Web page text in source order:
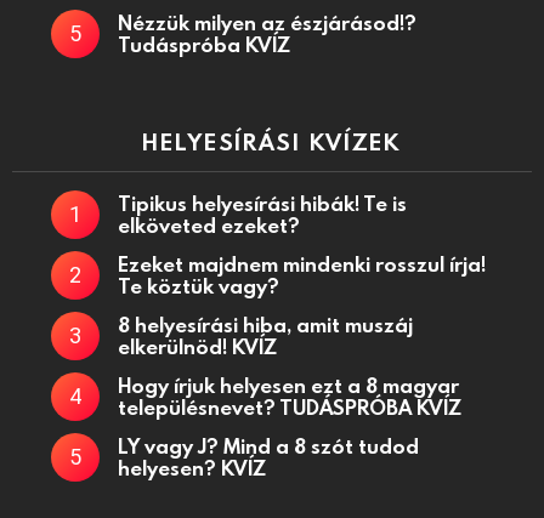
Nézzük milyen az észjárásod!?
Tudáspróba KVÍZ
HELYESÍRÁSI KVÍZEK
Tipikus helyesírási hibák! Te is
elköveted ezeket?
Ezeket majdnem mindenki rosszul írja!
Te köztük vagy?
8 helyesírási hiba, amit muszáj
elkerülnöd! KVÍZ
Hogy írjuk helyesen ezt a 8 magyar
településnevet? TUDÁSPRÓBA KVÍZ
LY vagy J? Mind a 8 szót tudod
helyesen? KVÍZ